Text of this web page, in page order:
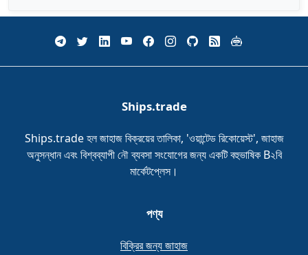
Ships.trade
Ships.trade হল জাহাজ বিক্রয়ের তালিকা, 'ওয়ান্টেড রিকোয়েস্ট', জাহাজ
অনুসন্ধান এবং বিশ্বব্যাপী নৌ ব্যবসা সংযোগের জন্য একটি বহুভাষিক B২বি
মার্কেটপ্লেস।
পণ্য
বিক্রির জন্য জাহাজ